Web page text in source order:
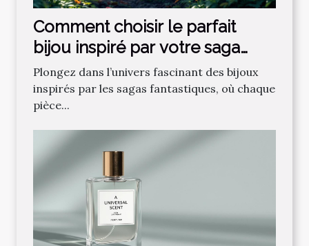
Comment choisir le parfait
bijou inspiré par votre saga
fantastique préférée ?
Plongez dans l’univers fascinant des bijoux
inspirés par les sagas fantastiques, où chaque
pièce...